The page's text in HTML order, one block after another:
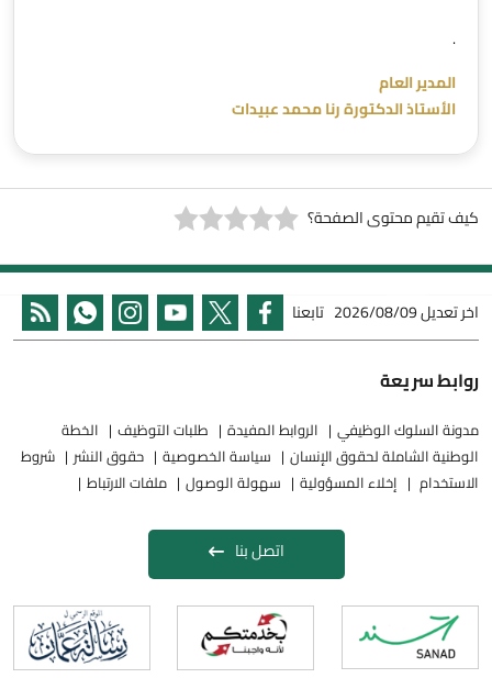
.
المدير العام
الأستاذ الدكتورة رنا محمد عبيدات
كيف تقيم محتوى الصفحة؟
اخر تعديل2026/08/09 تابعنا
روابط سريعة
مدونة السلوك الوظيفي الروابط المفيدة طلبات التوظيف
الخطة
الوطنية الشاملة لحقوق الإنسان
سياسة الخصوصية حقوق النشر
شروط
الاستخدام
إخلاء المسؤولية سهولة الوصول ملفات الارتباط
اتصل بنا